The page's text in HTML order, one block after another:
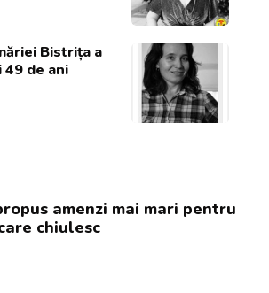
Bistrița a
49 de ani
amenzi mai mari pentru
chiulesc